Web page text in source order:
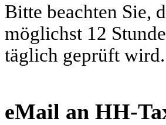
Bitte beachten Sie,
möglichst 12
täglich geprüft wird.
eMail an HH-